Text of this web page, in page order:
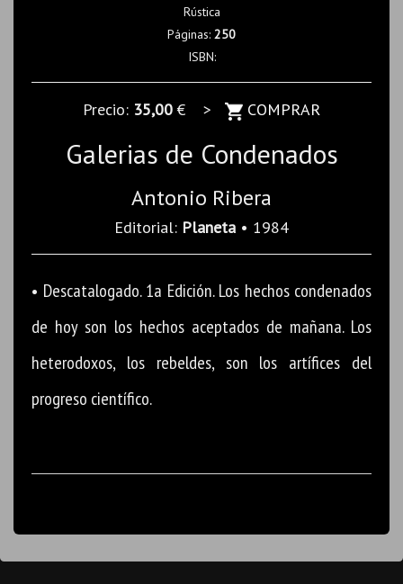
Rústica
Páginas: 250
ISBN:
Precio: 35,00€ > COMPRAR
Galerias de Condenados
Antonio Ribera
Editorial: Planeta • 1984
• Descatalogado. 1a Edición. Los hechos condenados
de hoy son los hechos aceptados de mañana. Los
heterodoxos, los rebeldes, son los artífices del
progreso científico.